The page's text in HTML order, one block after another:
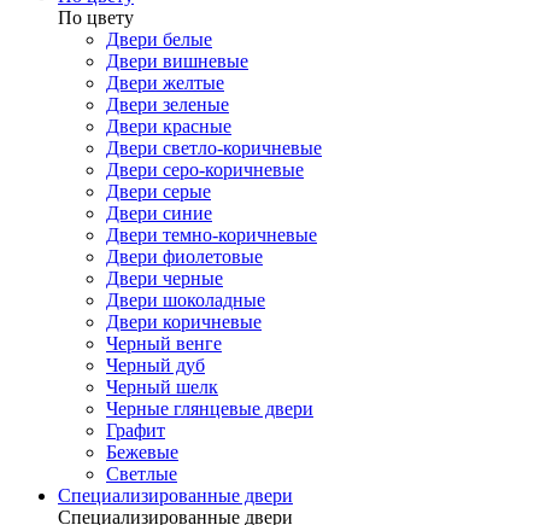
По цвету
Двери белые
Двери вишневые
Двери желтые
Двери зеленые
Двери красные
Двери светло-коричневые
Двери серо-коричневые
Двери серые
Двери синие
Двери темно-коричневые
Двери фиолетовые
Двери черные
Двери шоколадные
Двери коричневые
Черный венге
Черный дуб
Черный шелк
Черные глянцевые двери
Графит
Бежевые
Светлые
Специализированные двери
Специализированные двери